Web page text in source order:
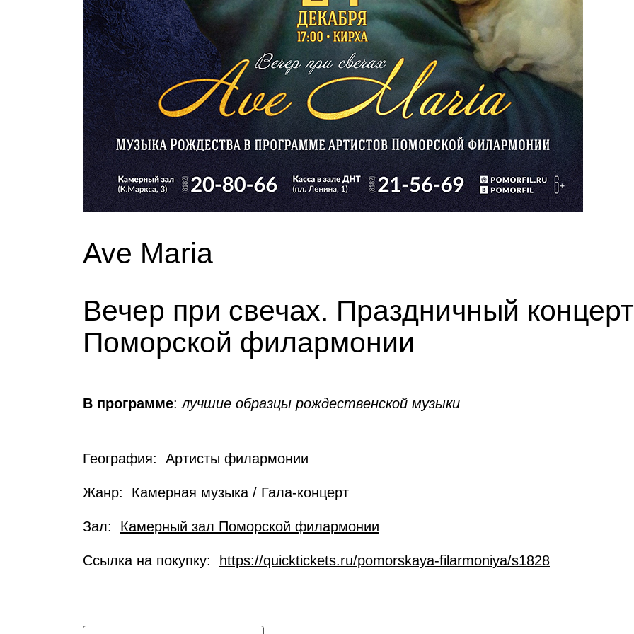
Ave Maria
Вечер при свечах. Праздничный
Поморской филармонии
В программе: лучшие образцы рождественской музыки
География: Артисты филармонии
Жанр: Камерная музыка / Гала-концерт
Зал: Камерный зал Поморской филармонии
Ссылка на покупку: https://quicktickets.ru/pomorskaya-filarmoniya/s1828